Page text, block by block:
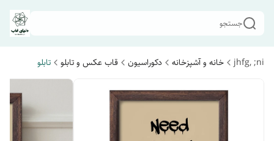
جستجو
jhfg, ;ni خانه و آشپزخانه دکوراسیون قاب عکس و تابلو تابلو